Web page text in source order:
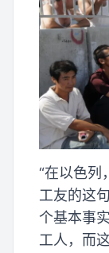
“在以色列
工友的这
个基本事
工人，而